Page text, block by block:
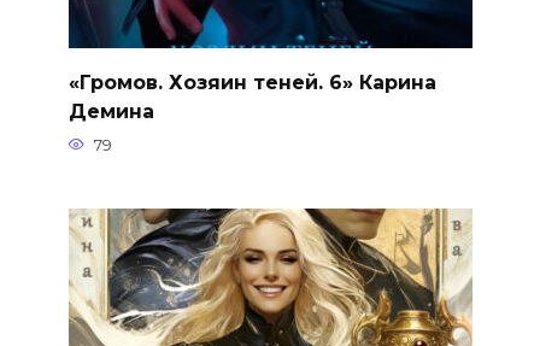
«Громов. Хозяин теней. 6» Карина
Демина
79